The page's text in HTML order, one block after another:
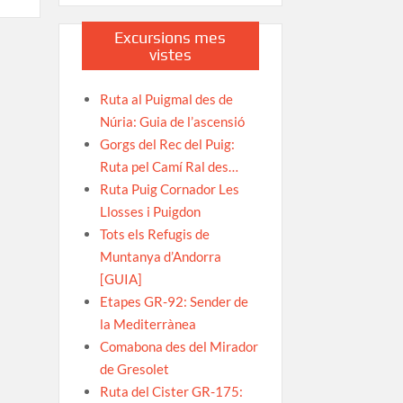
Excursions mes
vistes
Ruta al Puigmal des de
Núria: Guia de l’ascensió
Gorgs del Rec del Puig:
Ruta pel Camí Ral des…
Ruta Puig Cornador Les
Llosses i Puigdon
Tots els Refugis de
Muntanya d’Andorra
[GUIA]
Etapes GR-92: Sender de
la Mediterrànea
Comabona des del Mirador
de Gresolet
Ruta del Cister GR-175: